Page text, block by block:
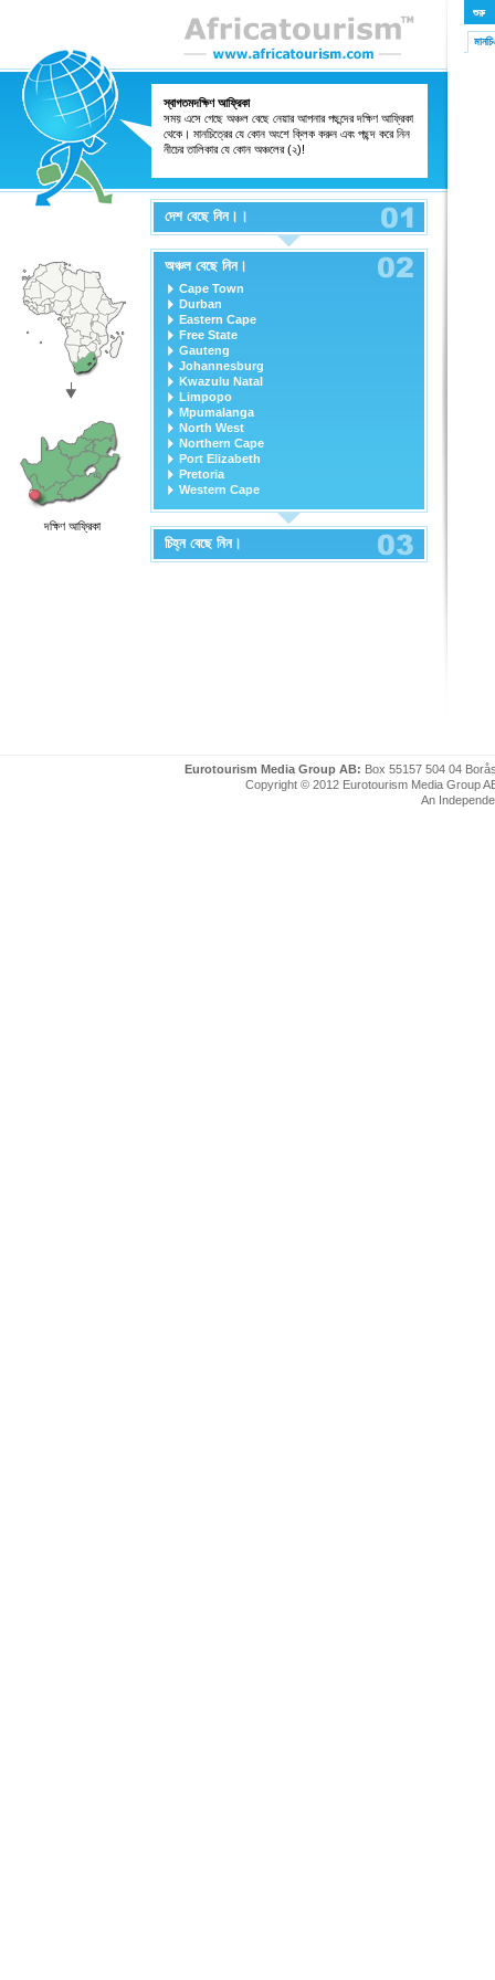
স্বাগতমদক্ষিণ আফ্রিকা
সময় এসে গেছে অঞ্চল বেছে নেয়ার আপনার পছন্দের দক্ষিণ আফ্রিকা
থেকে। মানচিত্রের যে কোন অংশে ক্লিক করুন এবং পছন্দ করে নিন
নীচের তালিকার যে কোন অঞ্চলের (২)!
দক্ষিণ আফ্রিকা
দেশ বেছে নিন।।
অঞ্চল বেছে নিন।
Cape Town
Durban
Eastern Cape
Free State
Gauteng
Johannesburg
Kwazulu Natal
Limpopo
Mpumalanga
North West
Northern Cape
Port Elizabeth
Pretoria
Western Cape
চিহ্ন বেছে নিন।
শুরু
Eurotourism Media Group AB: Box 55157 504 04
Copyright © 2012 Eurotourism Media Group
An